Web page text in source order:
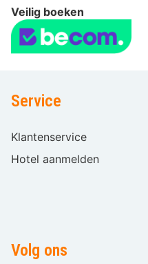
Veilig boeken
Service
Klantenservice
Hotel aanmelden
Volg ons